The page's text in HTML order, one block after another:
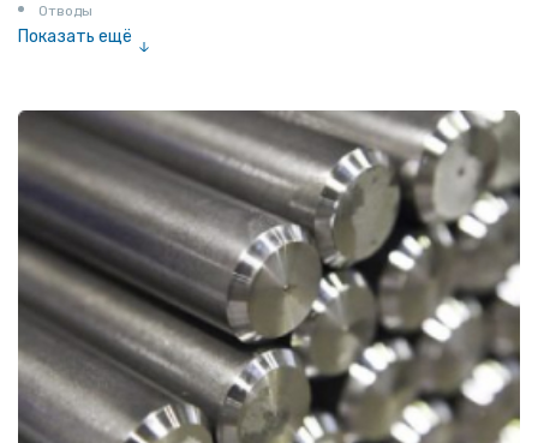
Отводы
Показать ещё
Соединение «американка»
Штуцеры
Сгоны
Удлинители для труб
Крестовины
Контргайки